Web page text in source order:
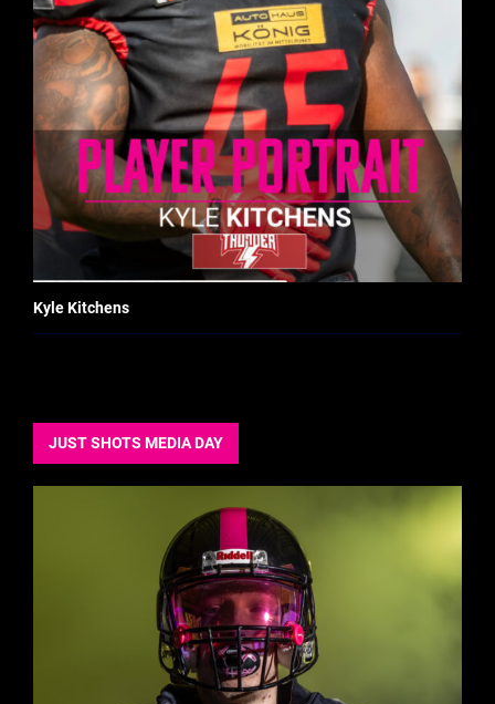
Kyle Kitchens
JUST SHOTS MEDIA DAY